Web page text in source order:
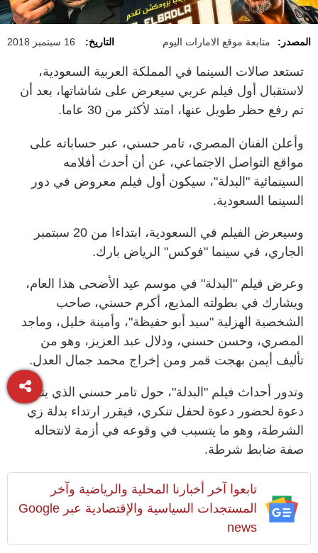
المصدر: متابعة موقع الامارات اليوم التاريخ: 16 سبتمبر 2018
تستعد صالات السينما في المملكة العربية السعودية،
لاستقبال أول فيلم عربي سيعرض على شاشاتها، بعد أن
تم رفع حظر طويل عنها، امتد لأكثر من 30 عاما.
وأعلن الفنان المصري، تامر حسني، عبر حساباته على
مواقع التواصل الاجتماعي، عن أن أحدث أفلامه
السينمائية "البدلة"، سيكون أول فيلم معروض في دور
السينما السعودية.
وسيعرض الفيلم في السعودية، ابتداءا من 20 سبتمبر
الجاري، في سينما "فوكس" الرياض بارك.
وعرض فيلم "البدلة" في موسم عيد الأضحى هذا العام،
ويشارك في بطولته المذيع، أكرم حسني، صاحب
الشخصية الهزلية "سيد أبو حفيظة"، وأمينة خليل، وماجد
المصري، وحسن حسني، ودلال عبد العزيز، وهو من
تأليف أيمن بهجت قمر ومن إخراج محمد جمال العدل.
وتدور أحداث فيلم "البدلة"، حول تامر حسني الذي يتلقى
دعوة لحضور دعوة لحفل تنكري، فيقرر ارتداء بدلة زي
الشرطة، وهو ما يتسبب في وقوعه في أزمة لانتحاله
صفة ضابط شرطة.
تابعوا آخر أخبارنا المحلية والرياضية وآخر
المستجدات السياسية والإقتصادية عبر Google
news